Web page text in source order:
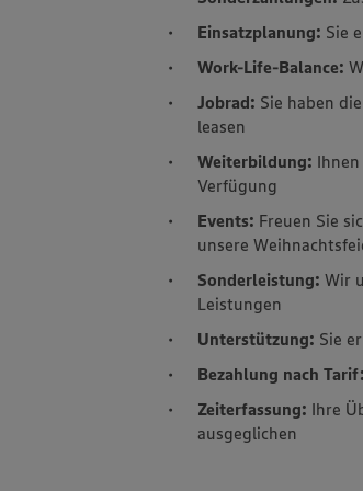
Einsatzplanung: Sie
Work-Life-Balance:
Jobrad: Sie haben
leasen
Weiterbildung:
Verfügung
Events: Freuen Sie
unsere
Sonderleistung: Wir
Leistungen
Unterstützung: Sie
Bezahlung nach Tarif:
Zeiterfassung: Ihre
ausgeglichen